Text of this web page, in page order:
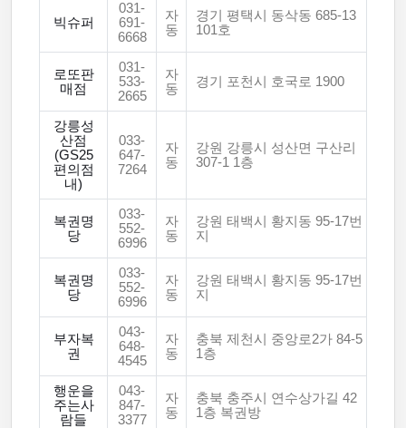
빅슈퍼
031-
691-
6668
자
동
경기 평택시 동삭동 685-13
101호
로또판
매점
031-
533-
2665
자
동
경기 포천시 호국로 1900
강릉성
산점
(GS25
편의점
내)
033-
647-
7264
자
동
강원 강릉시 성산면 구산리
307-1 1층
복권명
당
033-
552-
6996
자
동
강원 태백시 황지동 95-17번
지
복권명
당
033-
552-
6996
자
동
강원 태백시 황지동 95-17번
지
부자복
권
043-
648-
4545
자
동
충북 제천시 중앙로2가 84-5
1층
행운을
주는사
람들
043-
847-
3377
자
동
충북 충주시 연수상가길 42
1층 복권방